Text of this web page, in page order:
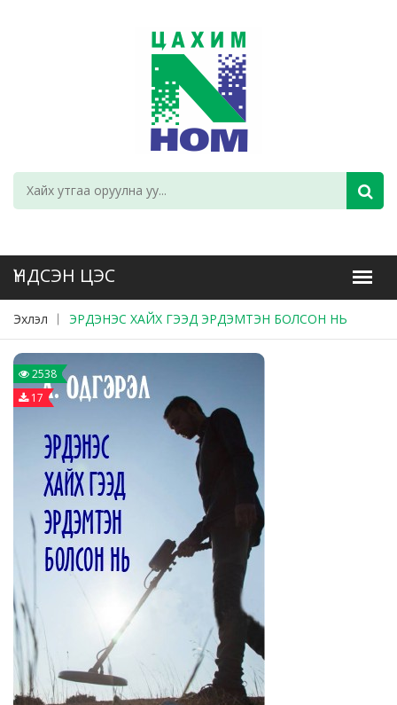
Эхлэл ЭРДЭНЭС ХАЙХ ГЭЭД ЭРДЭМТЭН БОЛСОН НЬ
2538
17